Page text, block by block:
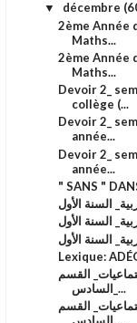
▼ décembre
2ème Année
Maths...
2ème Année
Maths...
Devoir 2_
collège (...
Devoir 2_
année...
Devoir 2_
année...
" SANS "
Lexique:
2 د1 _الاجتماعيات_ القسم
السادس_...
2 د1 _الاجتماعيات_ القسم